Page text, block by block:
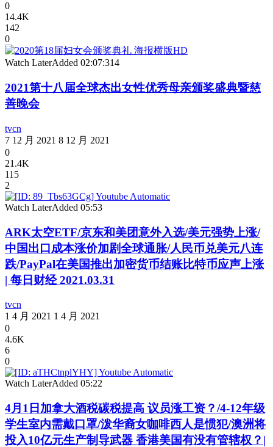
0
14.4K
142
0
Watch LaterAdded 02:07:314
2021第十八届全球杰出女性优秀母亲颁奖盛典暨慈
善晚会
tvcn
7 12 月 2021 8 12 月 2021
0
21.4K
115
2
Watch LaterAdded 05:53
ARK太空ETF/京东和美团意外入选/美元强势上涨/
中国出口成本涨价加剧全球通胀/人民币兑美元八连
跌/PayPal在美国推出加密货币结账比特币应声上涨
| 每日财经 2021.03.31
tvcn
1 4 月 2021 1 4 月 2021
0
4.6K
6
0
Watch LaterAdded 05:22
4月1日加拿大酒税碳税提高 议员涨工资？/4-12年级
学生室内需戴口罩/泼华裔女咖啡西人是惯犯/澳洲将
投入10亿元生产制导武器 香港美国有没有管辖权？|